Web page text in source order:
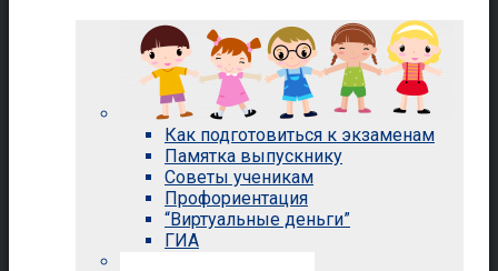
Как подготовиться к экзаменам
Памятка выпускнику
Советы ученикам
Профориентация
“Виртуальные деньги”
ГИА